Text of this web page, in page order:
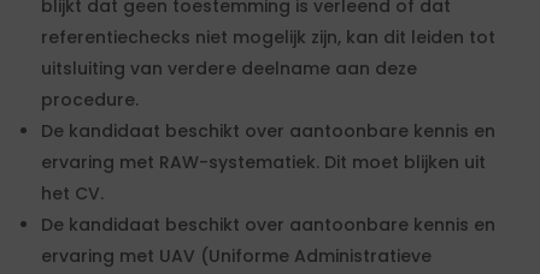
blijkt dat geen toestemming is verleend of dat
referentiechecks niet mogelijk zijn, kan dit leiden tot
uitsluiting van verdere deelname aan deze
procedure.
De kandidaat beschikt over aantoonbare kennis en
ervaring met RAW-systematiek. Dit moet blijken uit
het CV.
De kandidaat beschikt over aantoonbare kennis en
ervaring met UAV (Uniforme Administratieve